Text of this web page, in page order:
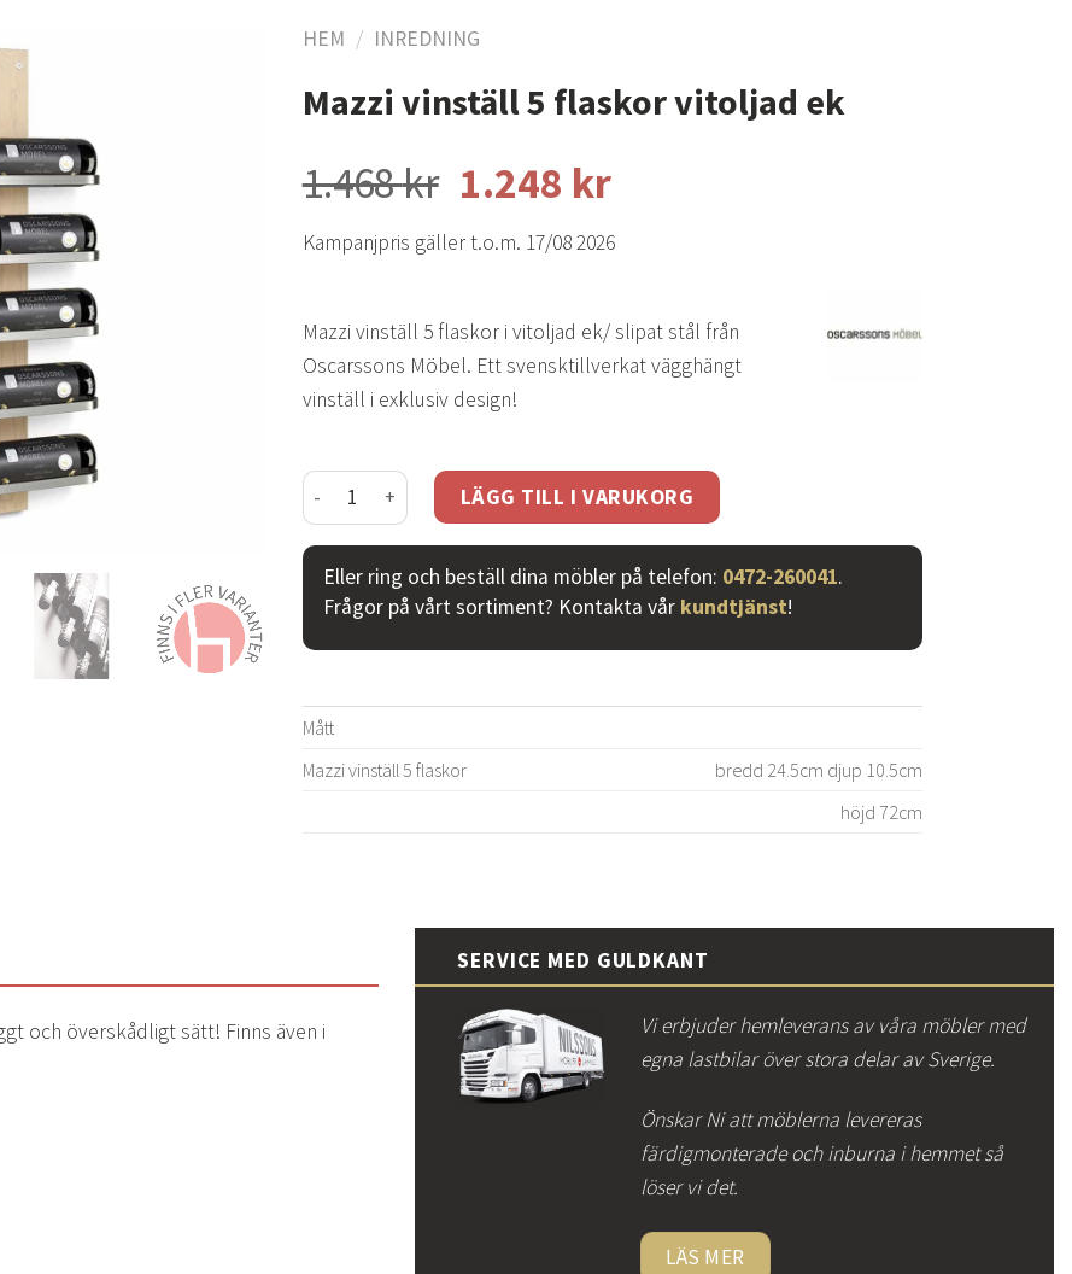
HEM / INREDNING
Mazzi vinställ 5 flaskor vitoljad ek
1.468kr 1.248 kr
Kampanjpris gäller t.o.m. 17/08 2026
Mazzi vinställ 5 flaskor i vitoljad ek/ slipat stål från
Oscarssons Möbel. Ett svensktillverkat vägghängt
vinställ i exklusiv design!
Mazzi vinställ 5 flaskor vitoljad ek mängd
LÄGG TILL I VARUKORG
Eller ring och beställ dina möbler på telefon: 0472-260041.
Frågor på vårt sortiment? Kontakta vår kundtjänst!
Mått
Mazzi vinställ 5 flaskor
bredd 24.5cm djup 10.5cm
höjd 72cm
och överskådligt sätt! Finns även i
SERVICE MED GULDKANT
Vi erbjuder hemleverans av våra möbler med
egna lastbilar över stora delar av Sverige.
Önskar Ni att möblerna levereras
färdigmonterade och inburna i hemmet så
löser vi det.
LÄS MER